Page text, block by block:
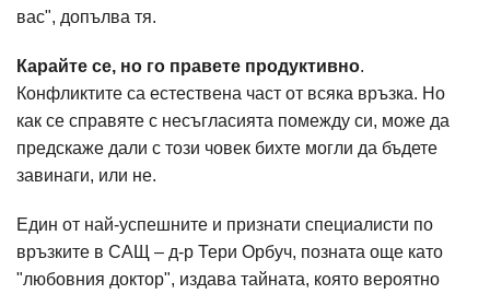
вас", допълва тя.
Карайте се, но го правете продуктивно.
Конфликтите са естествена част от всяка връзка. Но
как се справяте с несъгласията помежду си, може да
предскаже дали с този човек бихте могли да бъдете
завинаги, или не.
Един от най-успешните и признати специалисти по
връзките в САЩ – д-р Тери Орбуч, позната още като
"любовния доктор", издава тайната, която вероятно